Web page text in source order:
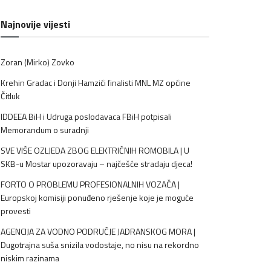
Najnovije vijesti
Zoran (Mirko) Zovko
Krehin Gradac i Donji Hamzići finalisti MNL MZ općine
Čitluk
IDDEEA BiH i Udruga poslodavaca FBiH potpisali
Memorandum o suradnji
SVE VIŠE OZLJEDA ZBOG ELEKTRIČNIH ROMOBILA | U
SKB-u Mostar upozoravaju – najčešće stradaju djeca!
FORTO O PROBLEMU PROFESIONALNIH VOZAČA |
Europskoj komisiji ponuđeno rješenje koje je moguće
provesti
AGENCIJA ZA VODNO PODRUČJE JADRANSKOG MORA |
Dugotrajna suša snizila vodostaje, no nisu na rekordno
niskim razinama